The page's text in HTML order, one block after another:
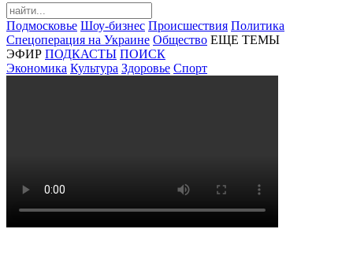
Подмосковье Шоу-бизнес Происшествия Политика
Спецоперация на Украине Общество ЕЩЕ ТЕМЫ
ЭФИР ПОДКАСТЫ ПОИСК
Экономика Культура Здоровье Спорт